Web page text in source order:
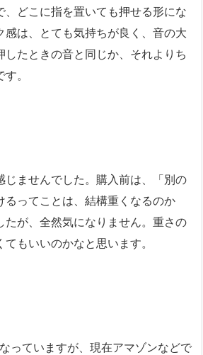
、どこに指を置いても押せる形にな
感は、とても気持ちが良く、音の大
したときの音と同じか、それよりち
。
じませんでした。購入前は、「別の
るってことは、結構重くなるのか
たが、全然気になりません。重さの
もいいのかなと思います。
っていますが、現在アマゾンなどで